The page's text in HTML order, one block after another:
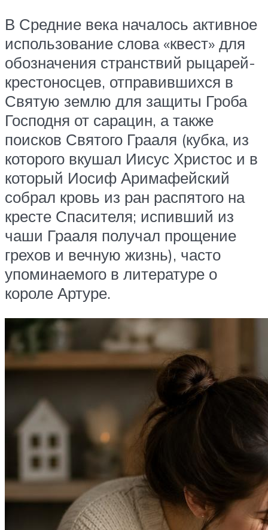
В Средние века началось активное
использование слова «квест» для
обозначения странствий рыцарей-
крестоносцев, отправившихся в
Святую землю для защиты Гроба
Господня от сарацин, а также
поисков Святого Грааля (кубка, из
которого вкушал Иисус Христос и в
который Иосиф Аримафейский
собрал кровь из ран распятого на
кресте Спасителя; испивший из
чаши Грааля получал прощение
грехов и вечную жизнь), часто
упоминаемого в литературе о
короле Артуре.